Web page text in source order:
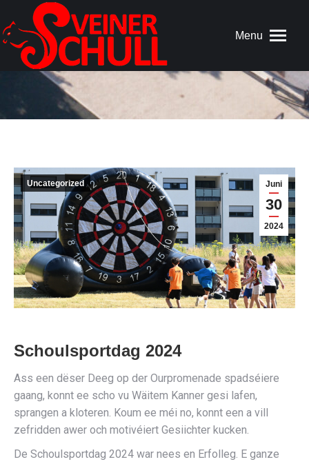
Menu
Juni
30
2024
Uncategorized
Schoulsportdag 2024
Ass een dëser Deeg op der Ourpromenade spadséiere
gaang, konnt ee scho vu Wäitem Kanner gesi lafen,
sprangen a kloteren. Koum ee méi no, konnt een a vill
zefridden awer och motivéiert Gesiichter kucken.
De Schoulsportdag 2024 war nees en Erfolleg. E ganze